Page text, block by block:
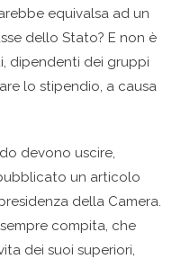
equivalsa ad un
dello Stato? E non è
dipendenti dei gruppi
lo stipendio, a causa
devono uscire,
un articolo
della Camera.
compita, che
dei suoi superiori,